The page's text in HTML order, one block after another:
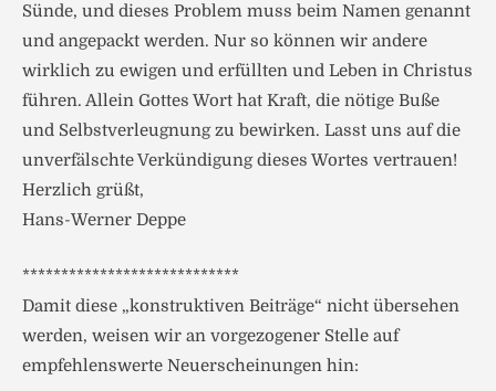
Sünde, und dieses Problem muss beim Namen genannt
und angepackt werden. Nur so können wir andere
wirklich zu ewigen und erfüllten und Leben in Christus
führen. Allein Gottes Wort hat Kraft, die nötige Buße
und Selbstverleugnung zu bewirken. Lasst uns auf die
unverfälschte Verkündigung dieses Wortes vertrauen!
Herzlich grüßt,
Hans-Werner Deppe
****************************
Damit diese „konstruktiven Beiträge“ nicht übersehen
werden, weisen wir an vorgezogener Stelle auf
empfehlenswerte Neuerscheinungen hin: